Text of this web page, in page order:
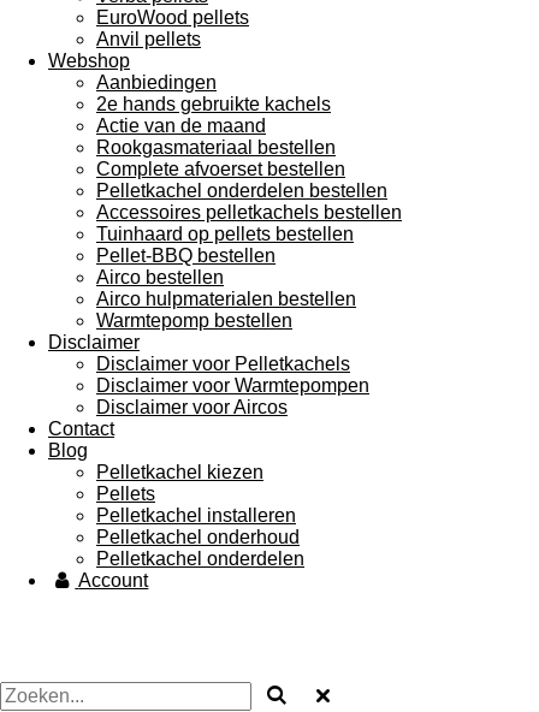
EuroWood pellets
Anvil pellets
Webshop
Aanbiedingen
2e hands gebruikte kachels
Actie van de maand
Rookgasmateriaal bestellen
Complete afvoerset bestellen
Pelletkachel onderdelen bestellen
Accessoires pelletkachels bestellen
Tuinhaard op pellets bestellen
Pellet-BBQ bestellen
Airco bestellen
Airco hulpmaterialen bestellen
Warmtepomp bestellen
Disclaimer
Disclaimer voor Pelletkachels
Disclaimer voor Warmtepompen
Disclaimer voor Aircos
Contact
Blog
Pelletkachel kiezen
Pellets
Pelletkachel installeren
Pelletkachel onderhoud
Pelletkachel onderdelen
Account